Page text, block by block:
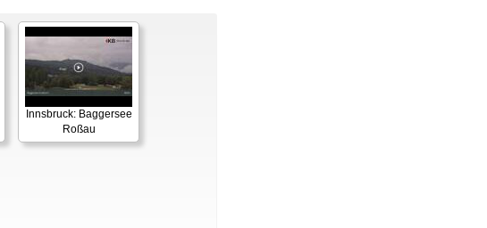
Innsbruck: Baggersee
Roßau